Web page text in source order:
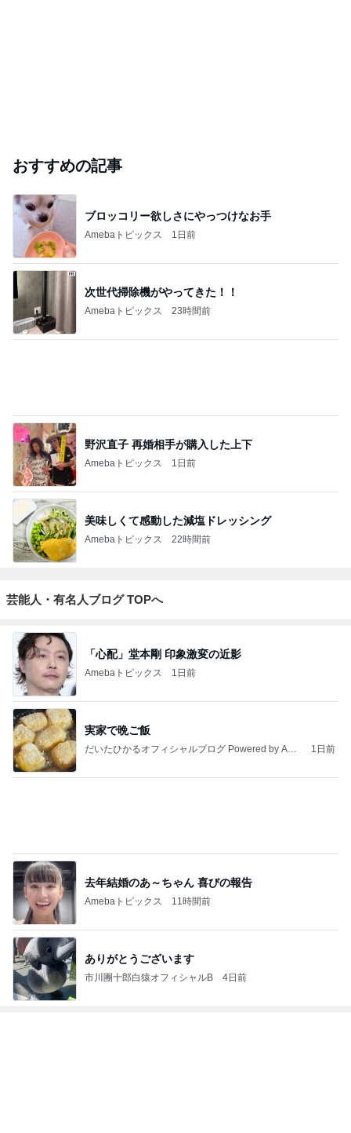
おすすめの記事
ブロッコリー欲しさにやっつけなお手
Amebaトピックス 1日前
次世代掃除機がやってきた！！
Amebaトピックス 23時間前
野沢直子 再婚相手が購入した上下
Amebaトピックス 1日前
美味しくて感動した減塩ドレッシング
Amebaトピックス 22時間前
芸能人・有名人ブログ TOPへ
「心配」堂本剛 印象激変の近影
Amebaトピックス 1日前
実家で晩ご飯
だいたひかるオフィシャルブログ Powered by Ame
ba
1日前
去年結婚のあ～ちゃん 喜びの報告
Amebaトピックス 11時間前
ありがとうございます
市川團十郎白猿オフィシャルB 4日前